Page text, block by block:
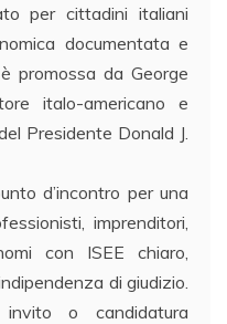
per cittadini italiani
documentata e
promossa da George
italo-americano e
Presidente Donald J.
d’incontro per una
imprenditori,
con ISEE chiaro,
di giudizio.
o candidatura